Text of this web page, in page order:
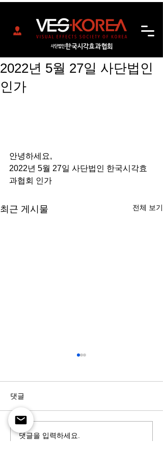
2022년 5월 27일 사단법인
인가
안녕하세요,
2022년 5월 27일 사단법인 한국시각효
과협회 인가
최근 게시물 전체 보기
2022 세니마 공지
댓글
댓글을 입력하세요.